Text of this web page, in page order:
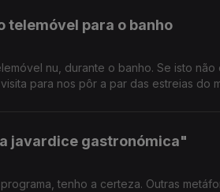
telemóvel para o banho
nu, durante o banho. Se isto
para nos pôr a par das estreias do
javardice gastronómica"
tenho a certeza. Outras